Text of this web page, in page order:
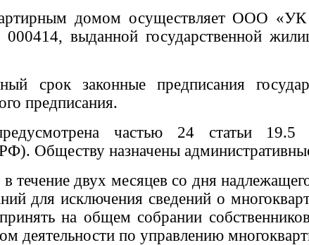
домом осуществляет ООО
000414,выданнойгосударственной
срок законные предписания
предписания.
частью 24 статьи 19.5
Обществу назначены
двух месяцев со дня
для исключения сведений о
на общем собрании
деятельности по управлению